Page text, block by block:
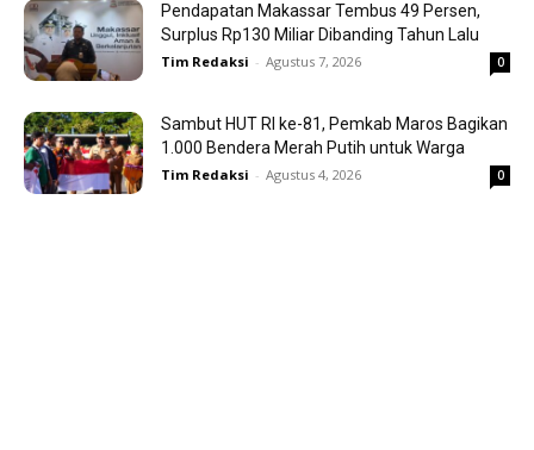
Pendapatan Makassar Tembus 49 Persen,
Surplus Rp130 Miliar Dibanding Tahun Lalu
Tim Redaksi - Agustus 7, 2026 0
Sambut HUT RI ke-81, Pemkab Maros Bagikan
1.000 Bendera Merah Putih untuk Warga
Tim Redaksi - Agustus 4, 2026 0